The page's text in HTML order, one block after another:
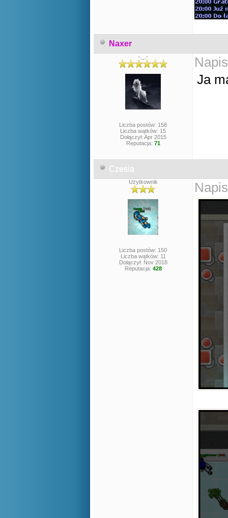
Naxer
-._.-
Liczba postów: 158
Liczba wątków: 15
Dołączył: Apr 2015
Reputacja: 71
Ja
Czesia
Użytkownik
Liczba postów: 150
Liczba wątków: 11
Dołączył: Nov 2018
Reputacja: 428